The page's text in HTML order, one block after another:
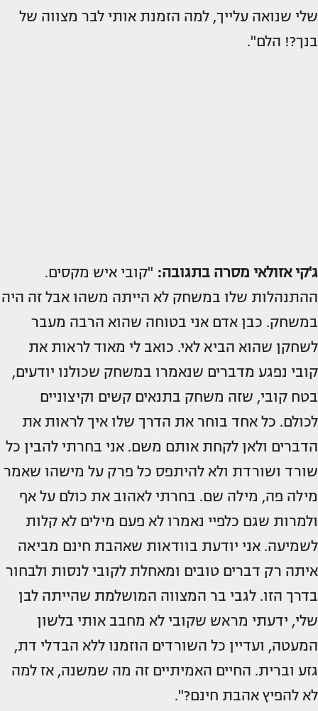
שלי שנואה עלייך, למה הזמנת אותי לבר מצווה של
בנך?! הלם".
ג'קי אזולאי מסרה בתגובה: "קובי איש מקסים.
ההתנהלות שלו במשחק לא הייתה משהו אבל זה היה
במשחק. כבן אדם אני בטוחה שהוא הרבה מעבר
לשחקן שהוא הביא לאי. כואב לי מאוד לראות את
קובי נפגע מדברים שנאמרו במשחק שכולנו יודעים,
בטח קובי, שזה משחק בתנאים קשים וקיצוניים
לכולם. כל אחד בוחר את הדרך שלו איך לראות את
הדברים ולאן לקחת אותם משם. אני בחרתי להבין כל
שורד ושורדת ולא להיתפס כל פרק על מישהו שאמר
מילה פה, מילה שם. בחרתי לאהוב את כולם על אף
ולמרות שגם כלפיי נאמרו לא פעם מילים לא קלות
לשמיעה. אני יודעת בוודאות שאהבת חינם מביאה
איתה רק דברים טובים ומאחלת לקובי לנסות ולבחור
בדרך הזו. לגבי בר המצווה המושלמת שהייתה לבן
שלי, ידעתי מראש שקובי לא מחבב אותי בלשון
המעטה, ועדיין כל השורדים הוזמנו ללא הבדלי דת,
גזע וברית. החיים האמיתיים זה מה שמשנה, אז למה
לא להפיץ אהבת חינם?".